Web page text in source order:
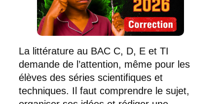
La littérature au BAC C, D, E et TI
demande de l’attention, même pour les
élèves des séries scientifiques et
techniques. Il faut comprendre le sujet,